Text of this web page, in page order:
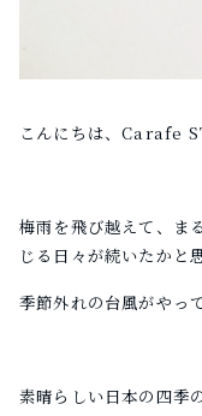
こんにちは、Carafe
梅雨を飛び越えて、ま
じる日々が続いたかと
季節外れの台風がやっ
素晴らしい日本の四季